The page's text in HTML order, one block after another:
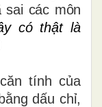
sai các môn
có thật là
tính của
dấu chỉ,